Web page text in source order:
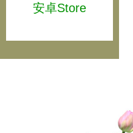
安卓Store